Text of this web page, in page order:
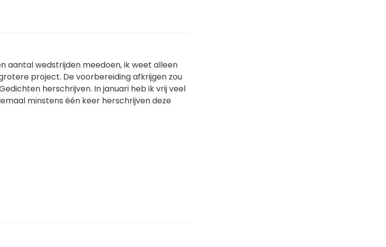
aantal wedstrijden meedoen, ik weet alleen
project. De voorbereiding afkrijgen zou
herschrijven. In januari heb ik vrij veel
minstens één keer herschrijven deze